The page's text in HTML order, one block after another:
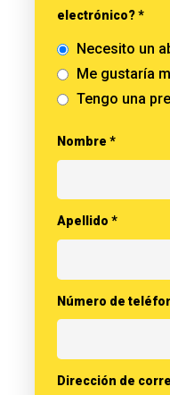
ENGLISH
electrónico? *
Necesito un
Me gustaría
Tengo una
Nombre *
Apellido *
Número de
Dirección de